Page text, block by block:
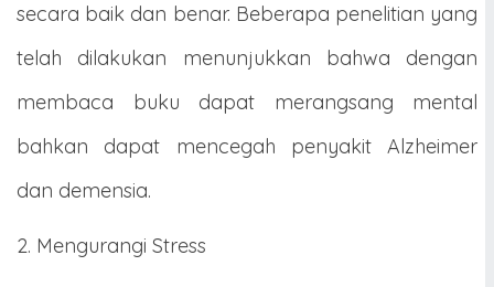
secara baik dan benar. Beberapa penelitian yang
telah dilakukan menunjukkan bahwa dengan
membaca buku dapat merangsang mental
bahkan dapat mencegah penyakit Alzheimer
dan demensia.
2. Mengurangi Stress